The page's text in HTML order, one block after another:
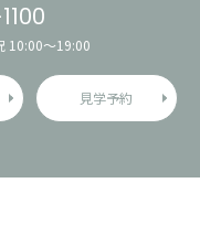
10:00〜19:00
見学予約